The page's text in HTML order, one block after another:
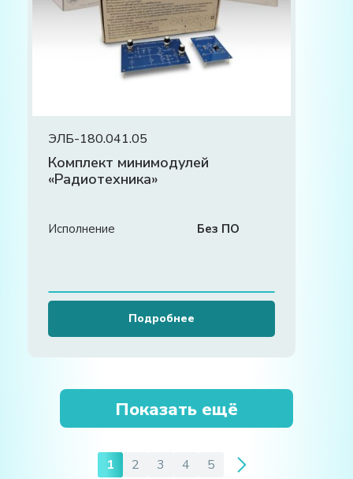
ЭЛБ-180.041.05
Комплект минимодулей
«Радиотехника»
Исполнение Без ПО
Подробнее
Показать ещё
1 2 3 4 5